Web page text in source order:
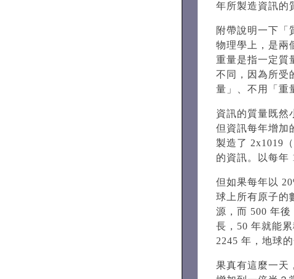
年所製造資訊的
附帶說明一下「
物理學上，是兩
重量是指一定質
不同，因為所受
量」、不用「重
資訊的質量既然
但資訊每年增加
製造了 2x1019
的資訊。以每年
但如果每年以
球上所有原子的
源，而 500 年
長，50 年就能
2245 年，地球
果真有這麼一天